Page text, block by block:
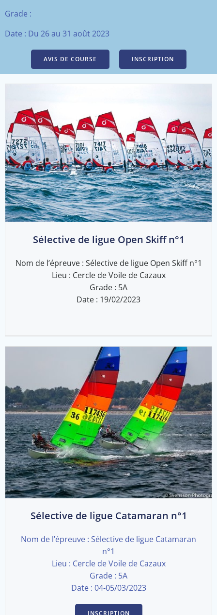
Grade :
Date : Du 26 au 31 août 2023
AVIS DE COURSE INSCRIPTION
Sélective de ligue Open Skiff n°1
Nom de l’épreuve : Sélective de ligue Open Skiff n°1
Lieu : Cercle de Voile de Cazaux
Grade : 5A
Date : 19/02/2023
Sélective de ligue Catamaran n°1
Nom de l’épreuve : Sélective de ligue Catamaran
n°1
Lieu : Cercle de Voile de Cazaux
Grade : 5A
Date : 04-05/03/2023